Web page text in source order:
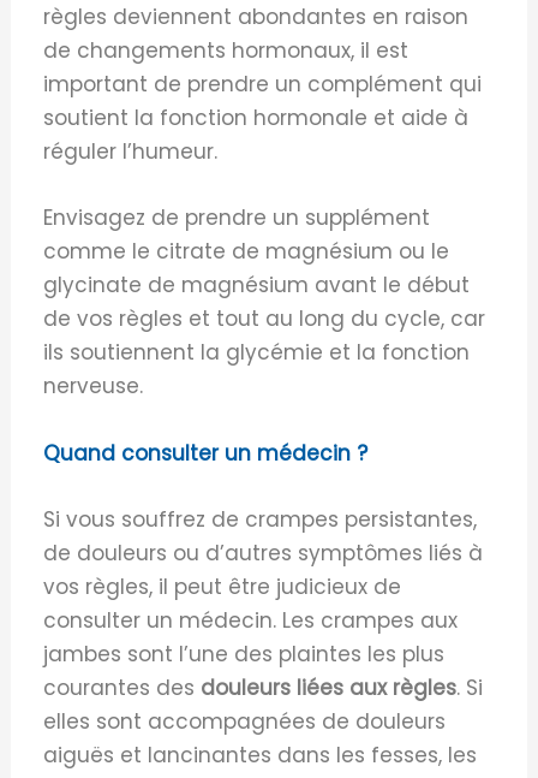
règles deviennent abondantes en raison
de changements hormonaux, il est
important de prendre un complément qui
soutient la fonction hormonale et aide à
réguler l’humeur.
Envisagez de prendre un supplément
comme le citrate de magnésium ou le
glycinate de magnésium avant le début
de vos règles et tout au long du cycle, car
ils soutiennent la glycémie et la fonction
nerveuse.
Quand consulter un médecin ?
Si vous souffrez de crampes persistantes,
de douleurs ou d’autres symptômes liés à
vos règles, il peut être judicieux de
consulter un médecin. Les crampes aux
jambes sont l’une des plaintes les plus
courantes des douleurs liées aux règles. Si
elles sont accompagnées de douleurs
aiguës et lancinantes dans les fesses, les